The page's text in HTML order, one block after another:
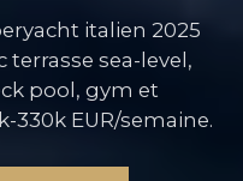
italien 2025
terrasse sea-level,
pool, gym et
330k EUR/semaine.